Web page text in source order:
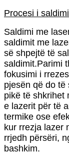
Procesi i
Saldimi me
saldimit me
së shpejtë të
saldimit.Parimi
fokusimi i
pjesën që do të
pikë të shkrihet
e lazerit për të
termike ose
kur rrezja lazer
rrjedh përsëri,
bashkim.